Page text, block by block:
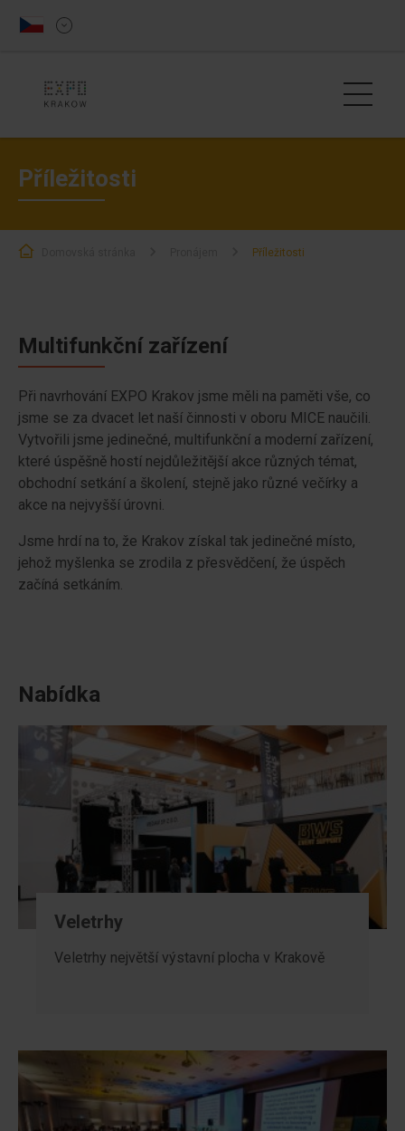
Příležitosti
Příležitosti
Multifunkční zařízení
Při navrhování EXPO Krakov jsme měli na paměti vše, co
jsme se za dvacet let naší činnosti v oboru MICE naučili.
Vytvořili jsme jedinečné, multifunkční a moderní zařízení,
které úspěšně hostí nejdůležitější akce různých témat,
obchodní setkání a školení, stejně jako různé večírky a
akce na nejvyšší úrovni.
Jsme hrdí na to, že Krakov získal tak jedinečné místo,
jehož myšlenka se zrodila z přesvědčení, že úspěch
začíná setkáním.
Nabídka
Veletrhy
Veletrhy největší výstavní plocha v Krakově